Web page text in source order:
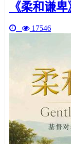
《柔和谦
17546